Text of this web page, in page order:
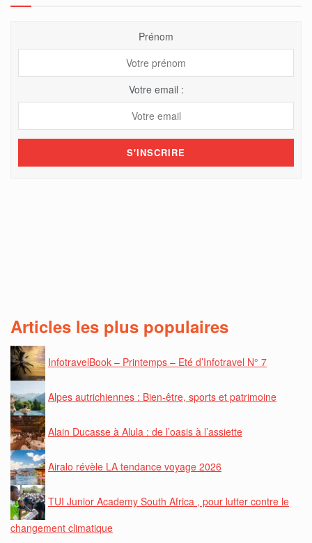
Prénom
Votre email :
Articles les plus populaires
InfotravelBook – Printemps – Eté d’Infotravel N° 7
Alpes autrichiennes : Bien-être, sports et patrimoine
Alain Ducasse à Alula : de l’oasis à l’assiette
Airalo révèle LA tendance voyage 2026
TUI Junior Academy South Africa , pour lutter contre le
changement climatique